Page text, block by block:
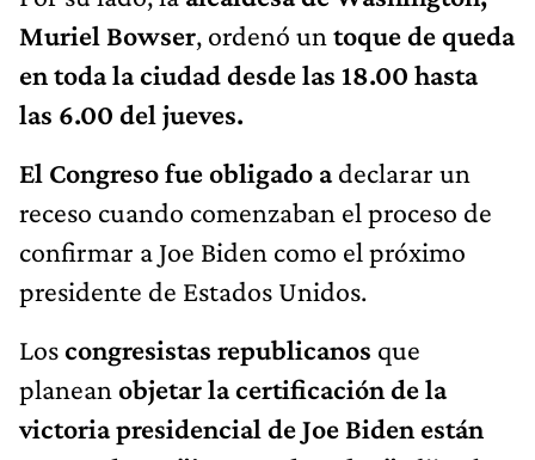
Muriel Bowser, ordenó un toque de queda
en toda la ciudad desde las 18.00 hasta
las 6.00 del jueves.
El Congreso fue obligado adeclarar un
receso cuando comenzaban el proceso de
confirmar a Joe Biden como el próximo
presidente de Estados Unidos.
Loscongresistas republicanos que
planean objetar la certificación de la
victoria presidencial de Joe Biden están